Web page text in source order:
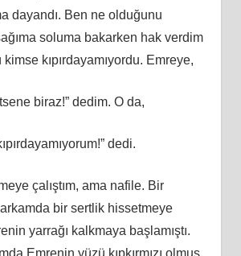
dayandı. Ben ne olduğunu
soluma bakarken hak verdim
kıpırdayamıyordu. Emreye,
biraz!” dedim. O da,
dedi.
çalıştım, ama nafile. Bir
bir sertlik hissetmeye
yarrağı kalkmaya başlamıştı.
Emrenin yüzü kıpkırmızı olmuş,